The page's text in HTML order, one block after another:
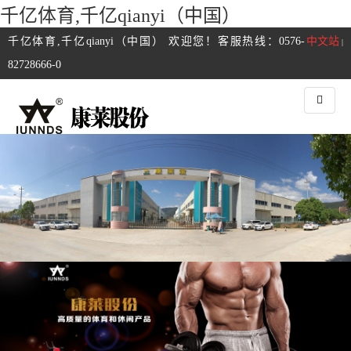
千亿体育,千亿qianyi（中国）
中文站 |
千亿体育,千亿qianyi（中国） 欢迎您！客服热线：0576-
82728666-0